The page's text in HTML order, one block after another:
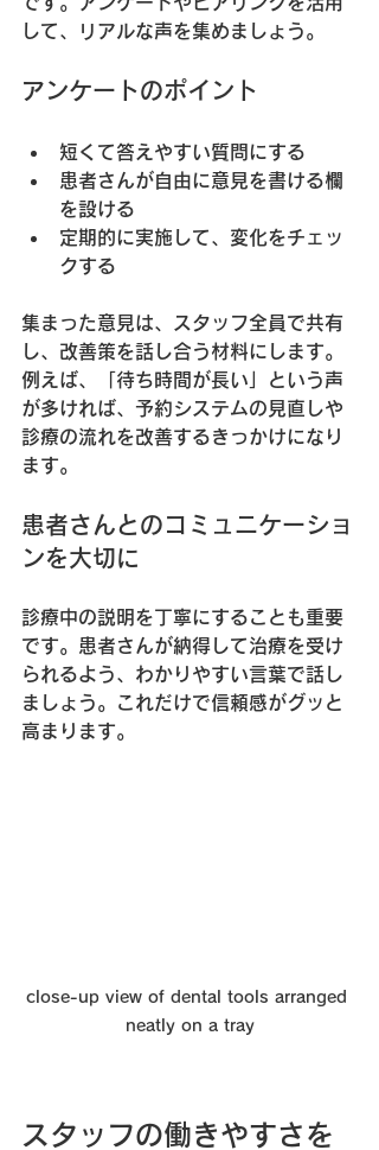
して、リアルな声を集めましょう。
アンケートのポイント
短くて答えやすい質問にする
患者さんが自由に意見を書ける欄
を設ける
定期的に実施して、変化をチェッ
クする
集まった意見は、スタッフ全員で共有
し、改善策を話し合う材料にします。
例えば、「待ち時間が長い」という声
が多ければ、予約システムの見直しや
診療の流れを改善するきっかけになり
ます。
患者さんとのコミュニケーショ
ンを大切に
診療中の説明を丁寧にすることも重要
です。患者さんが納得して治療を受け
られるよう、わかりやすい言葉で話し
ましょう。これだけで信頼感がグッと
高まります。
close-up view of dental tools arranged
neatly on a tray
スタッフの働きやすさを